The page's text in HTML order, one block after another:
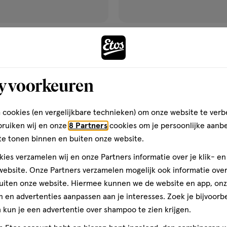
Je kan
iO
2,
iO 2
50%
korting
toevoegen
aan
voorkeuren
cookies (en vergelijkbare technieken) om onze website te
wij en onze 8 Partners cookies om je persoonlijke
tonen binnen en buiten onze website.
verzamelen wij en onze Partners informatie over je klik-
Onze Partners verzamelen mogelijk ook informatie
onze website. Hiermee kunnen we de website en app,
en advertenties aanpassen aan je interesses. Zoek je
kun je een advertentie over shampoo te zien krijgen.